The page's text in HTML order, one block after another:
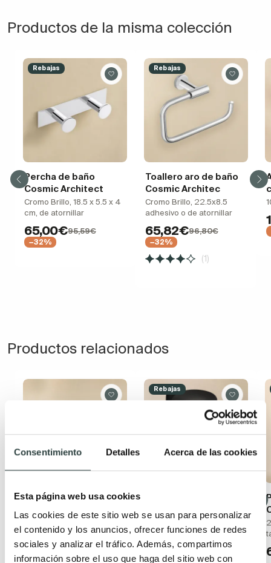
Consentimiento Detalles Acerca de las cookies
Esta página web usa cookies
Las cookies de este sitio web se usan para personalizar
el contenido y los anuncios, ofrecer funciones de redes
sociales y analizar el tráfico. Además, compartimos
información sobre el uso que haga del sitio web con
Productos de la misma colección
Rebajas
Percha de baño
Cosmic Architect
Cromo Brillo, 18.5 x 5.5 x 4
cm, de atornillar
65,00€95,59€
−32%
Rebajas
Toallero aro de baño
Cosmic Architec
Cromo Brillo, 22.5x8.5
adhesivo o de atornillar
65,82€96,80€
−32%
(1)
Productos relacionados
Papelera de baño
Cosmic Flat
pared quickFix
37,03€
Rebajas
Negro mate 20.7x27.4x30
cm a suelo con tapa y
pedal 5L